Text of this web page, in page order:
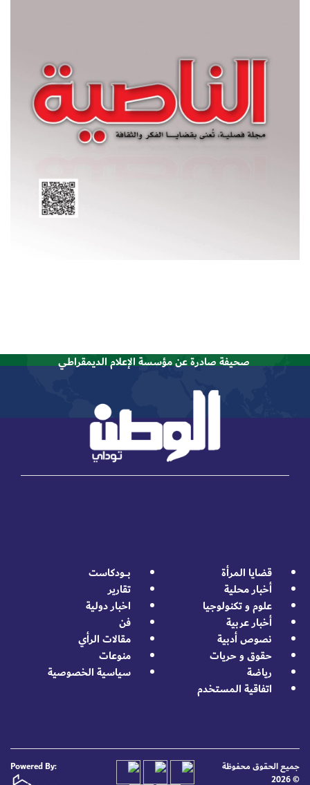
صحيفة صادرة عن مؤسسة الإعلام الديمقراطي
قضايا المرأة
بــــودكاست
أخبار محلية
تقارير
علوم و تكنولوجيا
اخبار دولية
أخبار عربية
فن
نصوص أدبية
مقالات الرأي
حقوق و حريات
منوعات
رياضة
سياسية الخصوصية
اتفاقية المستخدم
جميع الحقوق محفوظة
© 2026
Powered By: